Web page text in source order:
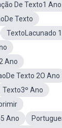
De Texto1
Texto
TextoLacunado
Ano
Texto 2O Ano
Texto3º Ano
Ano